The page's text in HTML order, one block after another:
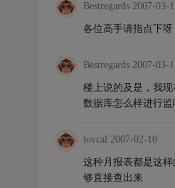
Bestregards 2007-03-
各位高手请指点下呀
Bestregards 2007-03-
楼上说的及是，我
数据库怎么样进行
lovcal 2007-02-10
这种月报表都是这
够直接查出来